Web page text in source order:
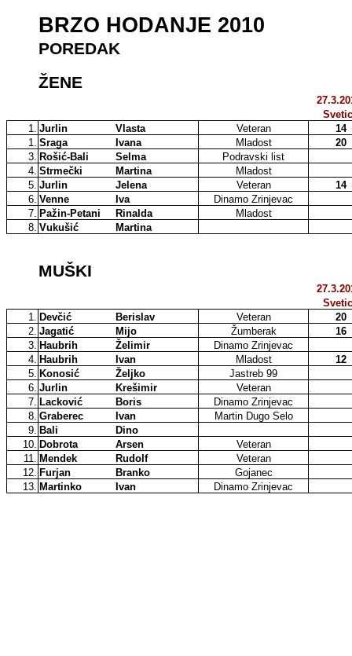
BRZO HODANJE 2010
POREDAK
ŽENE
1. Jurlin Vlasta Veteran
14
1. Sraga Ivana Mladost
20
3. Rošić-Bali Selma
Podravski list
4. Strmečki Martina
Mladost
5. Jurlin Jelena Veteran
14
6. Venne Iva
Dinamo Zrinjevac
7. Pažin-Petani Rinalda
Mladost
8. Vukušić Martina
MUŠKI
1. Devčić Berislav Veteran
20
2. Jagatić Mijo Žumberak
16
3. Haubrih Želimir
Dinamo Zrinjevac
4. Haubrih Ivan Mladost
12
5. Konosić Željko
Jastreb 99
6. Jurlin Krešimir
Veteran
7. Lacković Boris
Dinamo Zrinjevac
8. Graberec Ivan
Martin Dugo Selo
9. Bali
Dino
10. Dobrota Arsen
Veteran
11. Mendek Rudolf
Veteran
12. Furjan Branko
Gojanec
13. Martinko Ivan Dinamo Zrinjevac